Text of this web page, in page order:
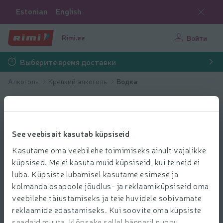
See veebisait kasutab küpsiseid
Kasutame oma veebilehe toimimiseks ainult vajalikke
küpsised. Me ei kasuta muid küpsiseid, kui te neid ei
luba. Küpsiste lubamisel kasutame esimese ja
kolmanda osapoole jõudlus- ja reklaamiküpsiseid oma
veebilehe täiustamiseks ja teie huvidele sobivamate
reklaamide edastamiseks. Kui soovite oma küpsiste
Estonian English
Rimi.ee Войти
Выберите время доставки
Алкоголь Крепкий алкоголь Водка